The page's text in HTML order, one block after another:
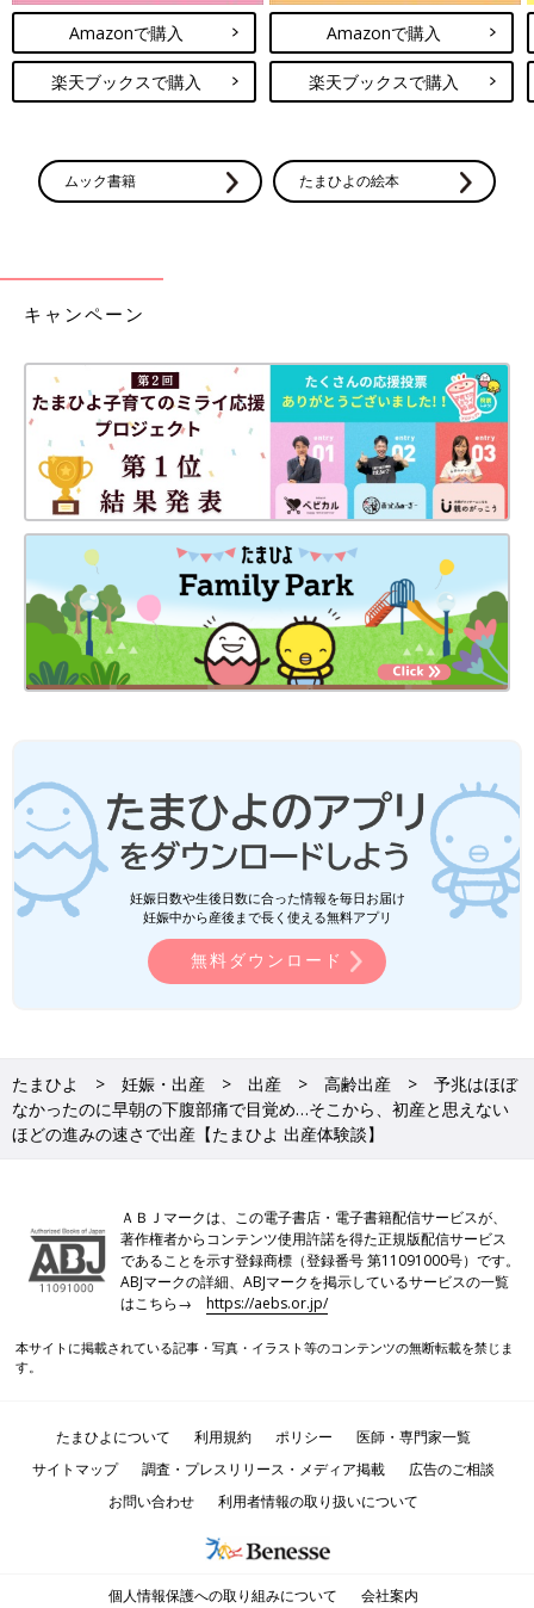
Amazonで購入
楽天ブックスで購入
Amazonで購入
楽天ブックスで購入
ムック書籍 たまひよの絵本
キャンペーン
妊娠日数や生後日数に合った情報を毎日お届け
妊娠中から産後まで長く使える無料アプリ
無料ダウンロード
たまひよ 妊娠・出産 出産 高齢出産
予兆はほぼ
なかったのに早朝の下腹部痛で目覚め…そこから、初産と思えない
ほどの進みの速さで出産【たまひよ 出産体験談】
ＡＢＪマークは、この電子書店・電子書籍配信サービスが、
著作権者からコンテンツ使用許諾を得た正規版配信サービス
であることを示す登録商標（登録番号 第11091000号）です。
ABJマークの詳細、ABJマークを掲示しているサービスの一覧
はこちら→https://aebs.or.jp/
本サイトに掲載されている記事・写真・イラスト等のコンテンツの無断転載を禁じま
す。
たまひよについて 利用規約 ポリシー
医師・専門家一覧
サイトマップ
調査・プレスリリース・メディア掲載
広告のご相談
お問い合わせ
利用者情報の取り扱いについて
個人情報保護への取り組みについて 会社案内